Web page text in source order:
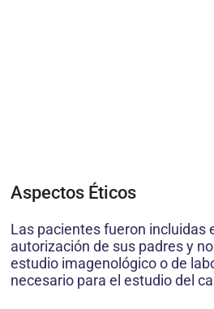
Aspectos Éticos
Las pacientes fueron incluidas
autorización de sus padres y
estudio imagenológico o de
necesario para el estudio del